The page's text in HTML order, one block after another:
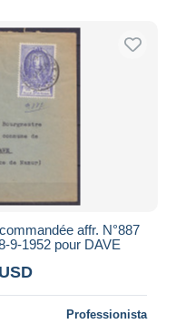
affr. N°887
9-1952 pour DAVE
Professionista